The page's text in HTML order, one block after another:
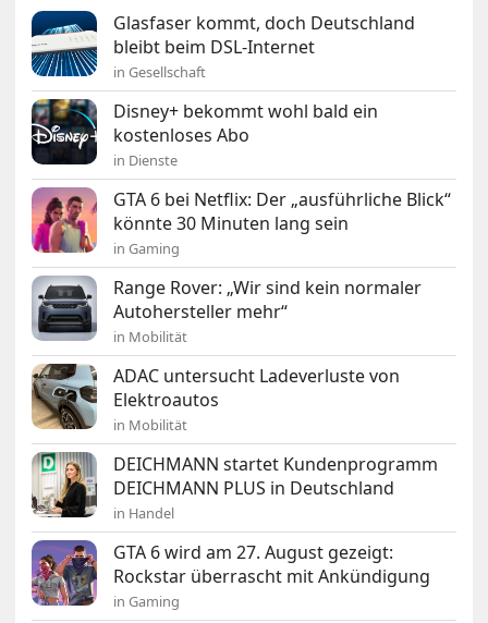
Glasfaser kommt, doch Deutschland
bleibt beim DSL-Internet
in Gesellschaft
Disney+ bekommt wohl bald ein
kostenloses Abo
in Dienste
GTA 6 bei Netflix: Der „ausführliche Blick“
könnte 30 Minuten lang sein
in Gaming
Range Rover: „Wir sind kein normaler
Autohersteller mehr“
in Mobilität
ADAC untersucht Ladeverluste von
Elektroautos
in Mobilität
DEICHMANN startet Kundenprogramm
DEICHMANN PLUS in Deutschland
in Handel
GTA 6 wird am 27. August gezeigt:
Rockstar überrascht mit Ankündigung
in Gaming